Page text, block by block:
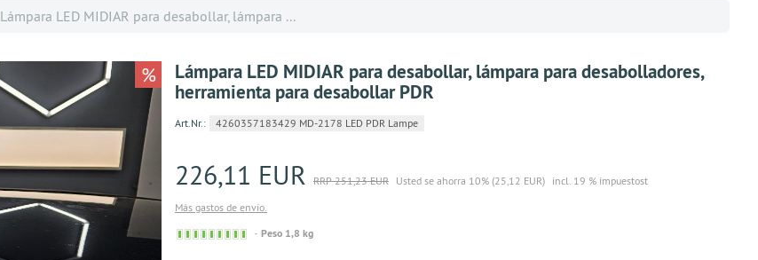
Lámpara LED MIDIAR para desabollar, lámpara ...
%
Lámpara LED MIDIAR para desabollar, lámpara para desabolladores,
herramienta para desabollar PDR
Art.Nr.: 4260357183429 MD-2178 LED PDR Lampe
226,11 EUR RRP 251,23 EUR Usted se ahorra 10% (25,12 EUR) incl. 19 % impuestost
Más gastos de envío.
Sofort
Peso 1,8 kg